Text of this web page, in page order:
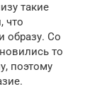
такие
что
образу. Со
то
поэтому